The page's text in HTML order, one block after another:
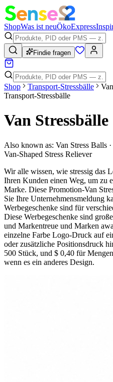
ShopWas ist neuÖkoExpress
Findie fragen
Shop Transport-Stressbälle
Transport-Stressbälle
Van Stressbälle
Also known as: Van Stress Balls
Van-Shaped Stress Reliever
Wir alle wissen, wie stressig das
Ihren Kunden einen Weg, um zu
Marke. Diese Promotion-Van
Sie Ihre Unternehmensmeldung
Werbegeschenke sind für
Diese Werbegeschenke sind
und Markentreue und Marken
einzelne Farbe Logo-Druck auf
oder zusätzliche Positionsdruck
500 Stück, und $ 0,40 für
wenn es ein anderes Design.